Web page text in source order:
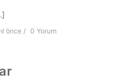
önce 0 Yorum